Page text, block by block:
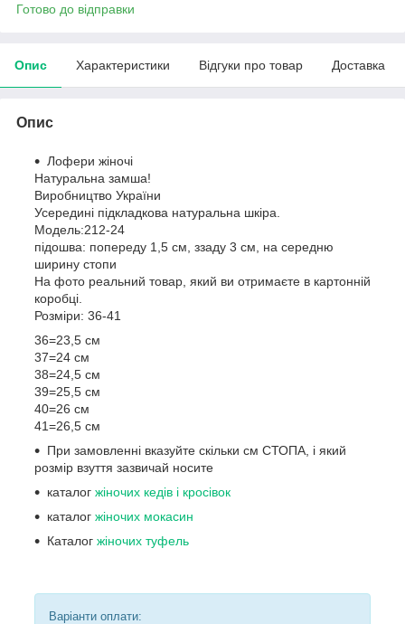
Готово до відправки
Опис Характеристики Відгуки про товар Доставка
Опис
Лофери жіночі
Натуральна замша!
Виробництво України
Усередині підкладкова натуральна шкіра.
Модель:212-24
підошва: попереду 1,5 см, ззаду 3 см, на середню
ширину стопи
На фото реальний товар, який ви отримаєте в картонній
коробці.
Розміри: 36-41
36=23,5 см
37=24 см
38=24,5 см
39=25,5 см
40=26 см
41=26,5 см
При замовленні вказуйте скільки см СТОПА, і який
розмір взуття зазвичай носите
каталог жіночих кедів і кросівок
каталог жіночих мокасин
Каталог жіночих туфель
Варіанти оплати: